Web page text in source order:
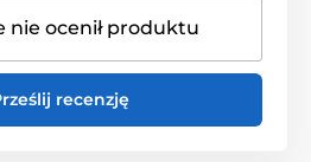
nie ocenił produktu
recenzję